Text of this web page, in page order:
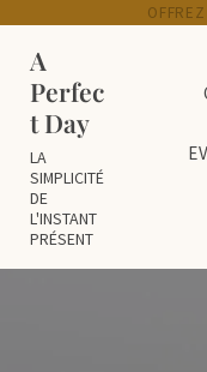
Passer au contenu
Skip to header right
Skip to site footer
A
Perfec
t Day
LA
SIMPLICITÉ
DE
L'INSTANT
PRÉSENT